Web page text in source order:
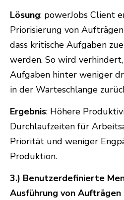
Lösung: powerJobs Client
Priorisierung von
dass kritische Aufgaben
werden. So wird
Aufgaben hinter weniger
in der Warteschlange
Ergebnis: Höhere
Durchlaufzeiten für
Priorität und weniger
Produktion.
3.) Benutzerdefinierte
Ausführung von